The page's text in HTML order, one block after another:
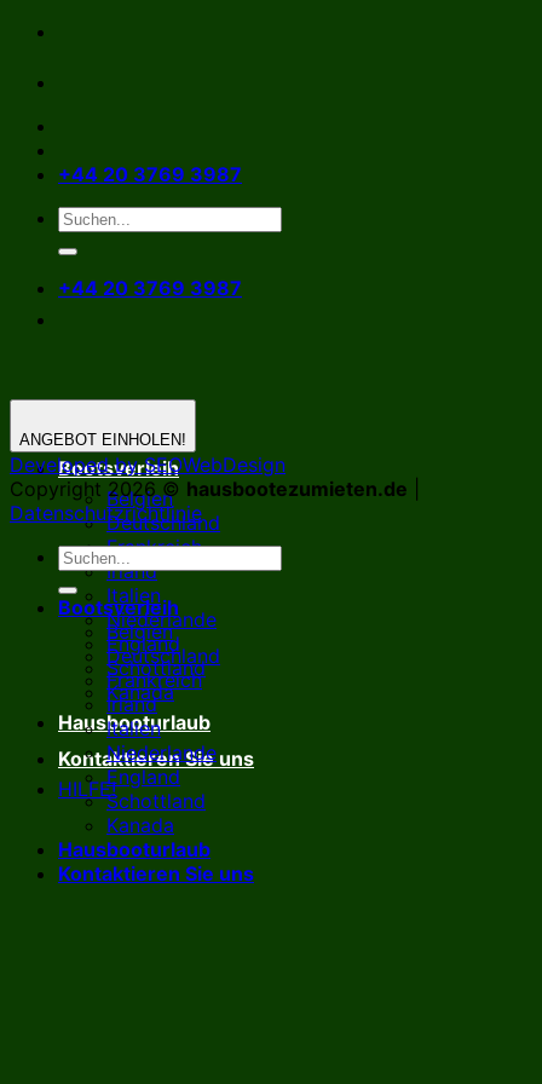
Zum
springen
+44 20 3769 3987
+44 20 3769 3987
Bootsverleih
Belgien
Deutschland
Frankreich
Irland
Italien
Niederlande
England
Schottland
Kanada
Hausbooturlaub
Kontaktieren Sie uns
HILFE!
ANGEBOT EINHOLEN!
Developed by SEOWebDesign
Copyright 2026 © hausbootezumieten.de
Datenschutzrichtlinie
Bootsverleih
Belgien
Deutschland
Frankreich
Irland
Italien
Niederlande
England
Schottland
Kanada
Hausbooturlaub
Kontaktieren Sie uns